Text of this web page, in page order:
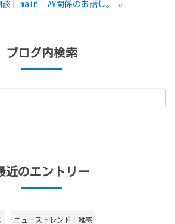
談 main AV関係のお話し。 »
ブログ内検索
近のエントリー
ニューストレンド：雑感